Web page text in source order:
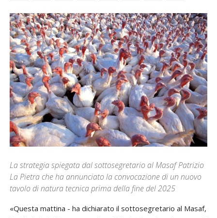
La strategia spiegata dal sottosegretario al Masaf Patrizio
La Pietra che ha annunciato la convocazione di un nuovo
tavolo di natura tecnica prima della fine del 2025
«Questa mattina - ha dichiarato il sottosegretario al Masaf,